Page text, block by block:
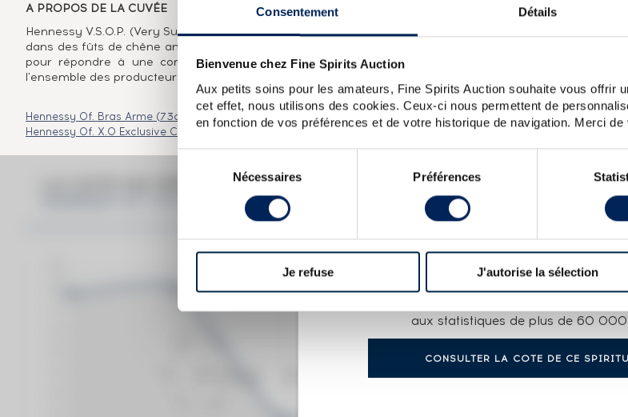
Consentement Détails
Bienvenue chez Fine Spirits Auction
Aux petits soins pour les amateurs, Fine Spirits Auction souhaite vous offrir
cet effet, nous utilisons des cookies. Ceux-ci nous permettent de
en fonction de vos préférences et de votre historique de navigation. Merci de
Sélection
consentement
Nécessaires Préférences
Je refuse J'autorise la sélection
A PROPOS DE LA CUVÉE
Hennessy V.S.O.P. (Very Superior Old Pale) est un assemblage d'eaux-de-vie vieillies au moins 4 ans,
dans des fûts de chêne anciens de la forêt du Limousin. La mention V.S.O.P. est un création de la maison
pour répondre à une commande du futur roi George IV d'Angleterre en 1817. Elle a depuis été
l'ensemble des producteurs de cognac. Cette édition célèbre les 250 ans de Hennessy, fondé en 1765.
Hennessy Of. Bras Arme (73cl.) Hennessy Of. Paradis Extra
Hennessy Of. Private Reserve 1873 Lot n 1 Premier
Hennessy Of. X.O Exclusive Collection Arik Levy Hennessy Of. X.O The Original (70cl)
aux statistiques de plus de 60
CONSULTER LA COTE DE CE
HENNESSY OF. V.S.O.P. CELEBRATE 250 YEARS